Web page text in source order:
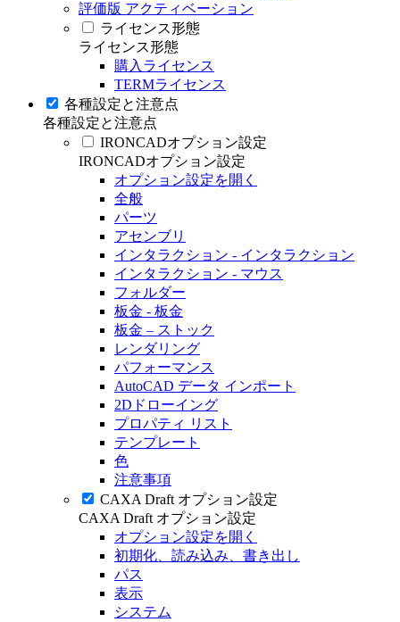
評価版 アクティベーション
ライセンス形態
ライセンス形態
購入ライセンス
TERMライセンス
各種設定と注意点
各種設定と注意点
IRONCADオプション設定
IRONCADオプション設定
オプション設定を開く
全般
パーツ
アセンブリ
インタラクション - インタラクション
インタラクション - マウス
フォルダー
板金 - 板金
板金 – ストック
レンダリング
パフォーマンス
AutoCAD データ インポート
2Dドローイング
プロパティ リスト
テンプレート
色
注意事項
CAXA Draft オプション設定
CAXA Draft オプション設定
オプション設定を開く
初期化、読み込み、書き出し
パス
表示
システム